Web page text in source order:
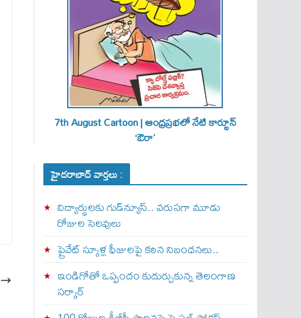
7th August Cartoon | ఆంధ్రప్రభలో నేటి కార్టూన్
‘ఔరా’
హైదరాబాద్ వార్తలు :
విద్యార్థులకు గుడ్‌న్యూస్.. వరుసగా మూడు
రోజుల సెలవులు
ప్రైవేట్ స్కూళ్ల ఫీజులపై కఠిన నిబంధనలు..
ఇండిగోతో ఒప్పందం కుదుర్చుకున్న తెలంగాణ
స‌ర్కార్